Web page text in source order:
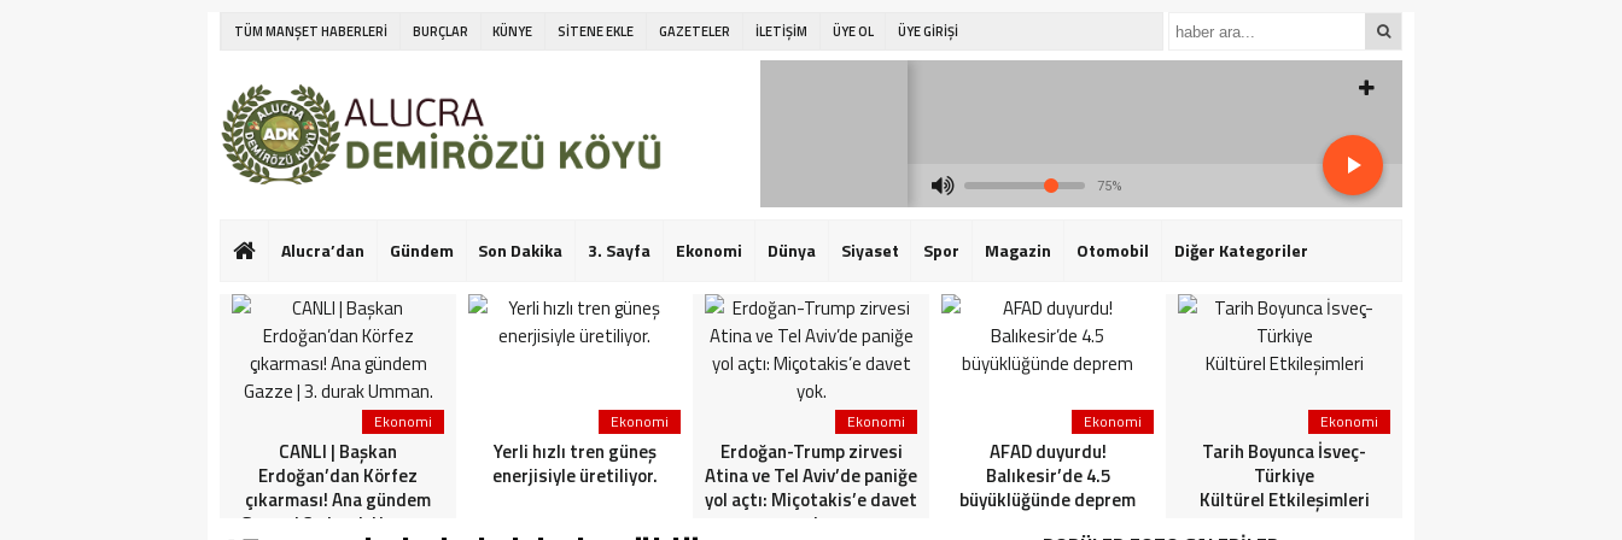
TÜM MANŞET HABERLERİ BURÇLAR KÜNYE SİTENE EKLE GAZETELER İLETİŞİM ÜYE OL ÜYE GİRİŞİ
75%
Alucra’dan Gündem Son Dakika 3. Sayfa Ekonomi Dünya Siyaset Spor Magazin Otomobil Diğer Kategoriler
Ekonomi
CANLI | Başkan
Erdoğan’dan Körfez
çıkarması! Ana gündem
Gazze | 3. durak Umman.
Ekonomi
Yerli hızlı tren güneş
enerjisiyle üretiliyor.
Ekonomi
Erdoğan-Trump zirvesi
Atina ve Tel Aviv’de paniğe
yol açtı: Miçotakis’e davet
yok.
Ekonomi
AFAD duyurdu!
Balıkesir’de 4.5
büyüklüğünde deprem
Ekonomi
Tarih Boyunca İsveç-
Türkiye
Kültürel Etkileşimleri